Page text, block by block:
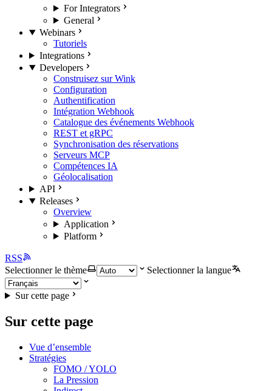
For Integrators
General
Webinars
Tutoriels
Integrations
Developers
Construisez sur Wink
Configuration
Authentification
Intégration Webhook
Catalogue des événements Webhook
REST et gRPC
Synchronisation des réservations
Serveurs MCP
Compétences IA
Géolocalisation
API
Releases
Overview
Application
Platform
RSS
Selectionner le thème
Selectionner la langue
Sur cette page
Sur cette page
Vue d’ensemble
Stratégies
FOMO / YOLO
La Pression